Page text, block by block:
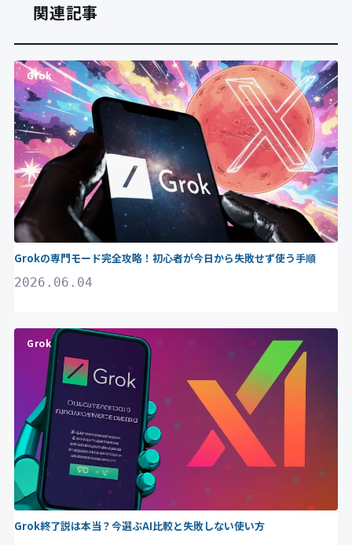
関連記事
Grok
Grokの専門モード完全攻略！初心者が今日から失敗せず使う手順
2026.06.04
Grok
Grok終了説は本当？今選ぶAI比較と失敗しない使い方